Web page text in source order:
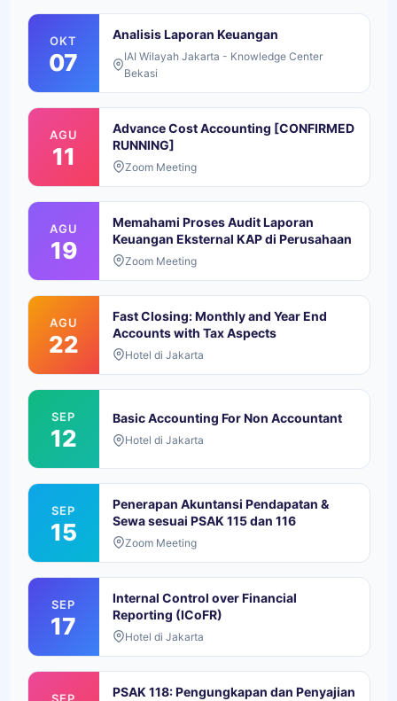
OKT
07
Analisis Laporan Keuangan
IAI Wilayah Jakarta - Knowledge Center
Bekasi
AGU
11
Advance Cost Accounting [CONFIRMED
RUNNING]
Zoom Meeting
AGU
19
Memahami Proses Audit Laporan
Keuangan Eksternal KAP di Perusahaan
Zoom Meeting
AGU
22
Fast Closing: Monthly and Year End
Accounts with Tax Aspects
Hotel di Jakarta
SEP
12
Basic Accounting For Non Accountant
Hotel di Jakarta
SEP
15
Penerapan Akuntansi Pendapatan &
Sewa sesuai PSAK 115 dan 116
Zoom Meeting
SEP
17
Internal Control over Financial
Reporting (ICoFR)
Hotel di Jakarta
PSAK 118: Pengungkapan dan Penyajian